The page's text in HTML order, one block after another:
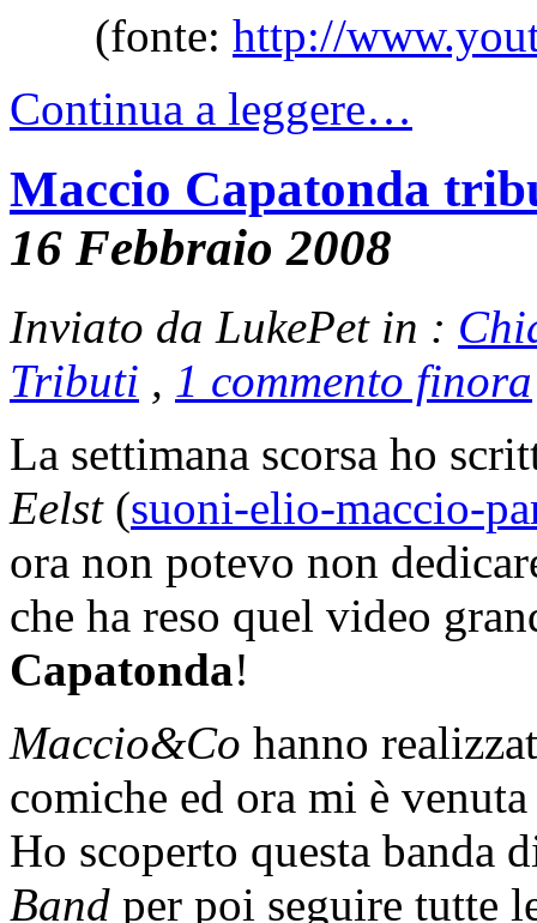
(fonte: http://
Continua a leggere…
Maccio Capatonda
16 Febbraio 2008
Inviato da LukePet in :
Tributi , 1 commento finora
La settimana scorsa ho
Eelst(suoni-elio-maccio-
ora non potevo non
che ha reso quel video
Capatonda!
Maccio&Co hanno
comiche ed ora mi è
Ho scoperto questa banda
Band per poi seguire tutte